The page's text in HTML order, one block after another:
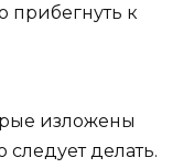
прибегнуть к
изложены
делать.